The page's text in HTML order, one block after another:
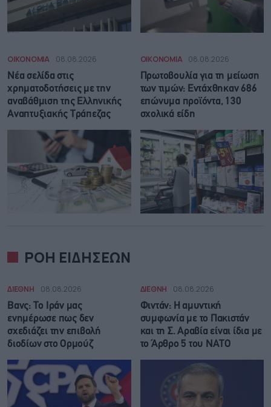
ΟΙΚΟΝΟΜΙΑ 08.08.2026
Νέα σελίδα στις
χρηματοδοτήσεις με την
αναβάθμιση της Ελληνικής
Αναπτυξιακής Τράπεζας
ΟΙΚΟΝΟΜΙΑ 08.08.2026
Πρωτοβουλία για τη μείωση
των τιμών: Εντάχθηκαν 686
επώνυμα προϊόντα, 130
σχολικά είδη
ΡΟΗ ΕΙΔΗΣΕΩΝ
ΔΙΕΘΝΗ 08.08.2026
Βανς: Το Ιράν μας
ενημέρωσε πως δεν
σχεδιάζει την επιβολή
διοδίων στο Ορμούζ
ΔΙΕΘΝΗ 08.08.2026
Φιντάν: Η αμυντική
συμφωνία με το Πακιστάν
και τη Σ. Αραβία είναι ίδια με
τo Άρθρο 5 του ΝΑΤΟ